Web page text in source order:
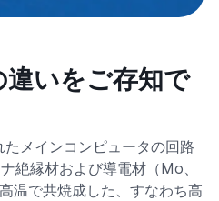
違いをご存知で
メインコンピュータの回路
絶縁材および導電材（Mo、
温で共焼成した、すなわち高